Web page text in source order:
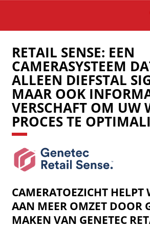
RETAIL SENSE: EEN
CAMERASYSTEEM
ALLEEN DIEFSTAL
MAAR OOK
VERSCHAFT OM UW
PROCES TE
CAMERATOEZICHT HELPT
AAN MEER OMZET DOOR
MAKEN VAN GENETEC